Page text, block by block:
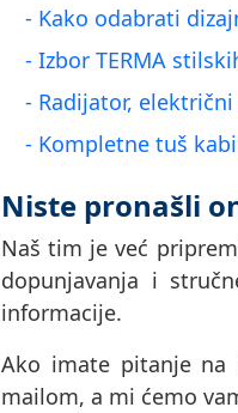
- Kako odabrati
- Izbor TERMA
- Radijator,
- Kompletne tuš
Niste pronašli
Naš tim je već
dopunjavanja i
informacije.
Ako imate pitanje
mailom, a mi ćemo